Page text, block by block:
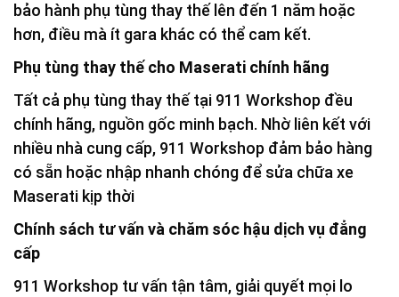
bảo hành phụ tùng thay thế lên đến 1 năm hoặc
hơn, điều mà ít gara khác có thể cam kết.
Phụ tùng thay thế cho Maserati chính hãng
Tất cả phụ tùng thay thế tại 911 Workshop đều
chính hãng, nguồn gốc minh bạch. Nhờ liên kết với
nhiều nhà cung cấp, 911 Workshop đảm bảo hàng
có sẵn hoặc nhập nhanh chóng để sửa chữa xe
Maserati kịp thời
Chính sách tư vấn và chăm sóc hậu dịch vụ đẳng
cấp
911 Workshop tư vấn tận tâm, giải quyết mọi lo